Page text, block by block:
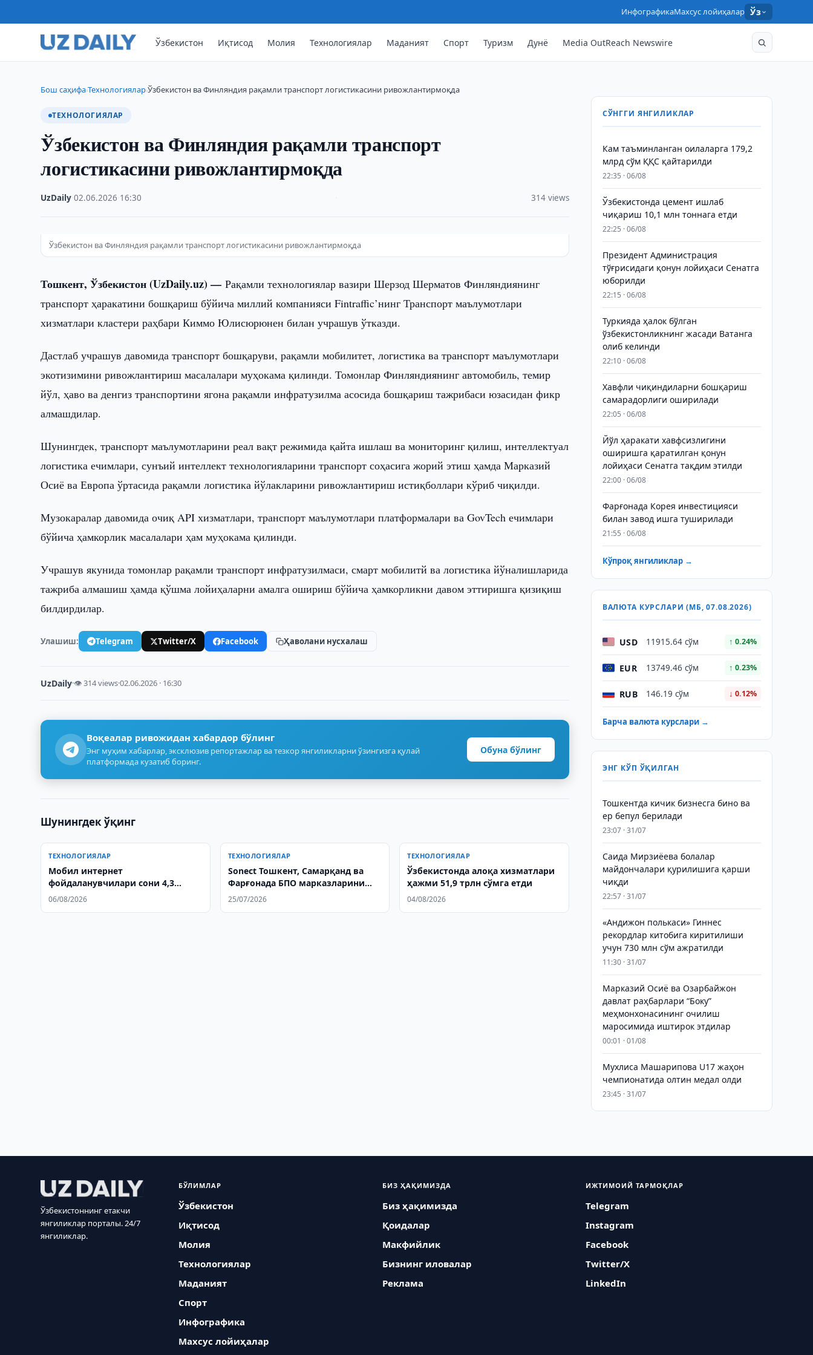
ИнфографикаМахсус лойиҳалар Ўз
Ўзбекистон Иқтисод Молия Технологиялар Маданият Спорт Туризм Дунё Media OutReach Newswire
Бош саҳифа›Технологиялар›Ўзбекистон ва Финляндия рақамли транспорт логистикасини ривожлантирмоқда
ТЕХНОЛОГИЯЛАР
Ўзбекистон ва Финляндия рақамли транспорт
логистикасини ривожлантирмоқда
UzDaily ·02.06.2026 16:30 314 views
Ўзбекистон ва Финляндия рақамли транспорт логистикасини ривожлантирмоқда
Тошкент, Ўзбекистон (UzDaily.uz) —Рақамли технологиялар вазири Шерзод Шерматов Финляндиянинг
транспорт ҳаракатини бошқариш бўйича миллий компанияси Fintraffic’нинг Транспорт маълумотлари
хизматлари кластери раҳбари Киммо Юлисюрюнен билан учрашув ўтказди.
Дастлаб учрашув давомида транспорт бошқаруви, рақамли мобилитет, логистика ва транспорт маълумотлари
экотизимини ривожлантириш масалалари муҳокама қилинди. Томонлар Финляндиянинг автомобиль, темир
йўл, ҳаво ва денгиз транспортини ягона рақамли инфратузилма асосида бошқариш тажрибаси юзасидан фикр
алмашдилар.
Шунингдек, транспорт маълумотларини реал вақт режимида қайта ишлаш ва мониторинг қилиш, интеллектуал
логистика ечимлари, сунъий интеллект технологияларини транспорт соҳасига жорий этиш ҳамда Марказий
Осиё ва Европа ўртасида рақамли логистика йўлакларини ривожлантириш истиқболлари кўриб чиқилди.
Музокаралар давомида очиқ API хизматлари, транспорт маълумотлари платформалари ва GovTech ечимлари
бўйича ҳамкорлик масалалари ҳам муҳокама қилинди.
Учрашув якунида томонлар рақамли транспорт инфратузилмаси, смарт мобилитй ва логистика йўналишларида
тажриба алмашиш ҳамда қўшма лойиҳаларни амалга ошириш бўйича ҳамкорликни давом эттиришга қизиқиш
билдирдилар.
Улашиш: Telegram Twitter/X Facebook Ҳаволани нусхалаш
UzDaily·👁 314 views·02.06.2026 · 16:30
Воқеалар ривожидан хабардор бўлинг
Энг муҳим хабарлар, эксклюзив репортажлар ва тезкор янгиликларни ўзингизга қулай
платформада кузатиб боринг.
Обуна бўлинг
Шунингдек ўқинг
ТЕХНОЛОГИЯЛАР
Мобил интернет
фойдаланувчилари сони 4,3
баробарга ошди
06/08/2026
ТЕХНОЛОГИЯЛАР
Sonect Тошкент, Самарқанд ва
Фарғонада БПО марказларини
очишни режалаштирмоқда
25/07/2026
ТЕХНОЛОГИЯЛАР
Ўзбекистонда алоқа хизматлари
ҳажми 51,9 трлн сўмга етди
04/08/2026
СЎНГГИ ЯНГИЛИКЛАР
Кам таъминланган оилаларга 179,2
млрд сўм ҚҚС қайтарилди
22:35 · 06/08
Ўзбекистонда цемент ишлаб
чиқариш 10,1 млн тоннага етди
22:25 · 06/08
Президент Администрация
тўғрисидаги қонун лойиҳаси Сенатга
юборилди
22:15 · 06/08
Туркияда ҳалок бўлган
ўзбекистонликнинг жасади Ватанга
олиб келинди
22:10 · 06/08
Хавфли чиқиндиларни бошқариш
самарадорлиги оширилади
22:05 · 06/08
Йўл ҳаракати хавфсизлигини
оширишга қаратилган қонун
лойиҳаси Сенатга тақдим этилди
22:00 · 06/08
Фарғонада Корея инвестицияси
билан завод ишга туширилади
21:55 · 06/08
Кўпроқ янгиликлар →
ВАЛЮТА КУРСЛАРИ (МБ, 07.08.2026)
USD 11915.64 сўм ↑ 0.24%
EUR 13749.46 сўм ↑ 0.23%
RUB 146.19 сўм ↓ 0.12%
Барча валюта курслари →
ЭНГ КЎП ЎҚИЛГАН
Тошкентда кичик бизнесга бино ва
ер бепул берилади
23:07 · 31/07
Саида Мирзиёева болалар
майдончалари қурилишига қарши
чиқди
22:57 · 31/07
«Андижон полькаси» Гиннес
рекордлар китобига киритилиши
учун 730 млн сўм ажратилди
11:30 · 31/07
Марказий Осиё ва Озарбайжон
давлат раҳбарлари “Боку”
меҳмонхонасининг очилиш
маросимида иштирок этдилар
00:01 · 01/08
Мухлиса Машарипова U17 жаҳон
чемпионатида олтин медал олди
23:45 · 31/07
Ўзбекистоннинг етакчи
янгиликлар порталы. 24/7
янгиликлар.
БЎЛИМЛАР
Ўзбекистон
Иқтисод
Молия
Технологиялар
Маданият
Спорт
Инфографика
Махсус лойиҳалар
БИЗ ҲАҚИМИЗДА
Биз ҳақимизда
Қоидалар
Макфийлик
Бизнинг иловалар
Реклама
ИЖТИМОИЙ ТАРМОҚЛАР
Telegram
Instagram
Facebook
Twitter/X
LinkedIn